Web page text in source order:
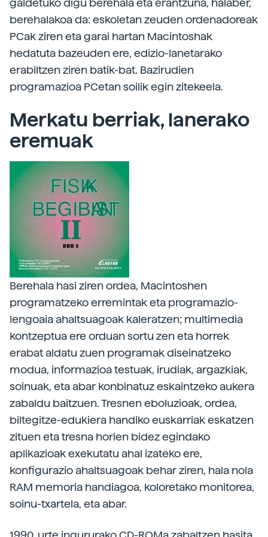
galdetuko digu berehala eta erantzuna, halaber,
berehalakoa da: eskoletan zeuden ordenadoreak
PCak ziren eta garai hartan Macintoshak
hedatuta bazeuden ere, edizio-lanetarako
erabiltzen ziren batik-bat. Bazirudien
programazioa PCetan soilik egin zitekeela.
Merkatu berriak, lanerako
eremuak
Berehala hasi ziren ordea, Macintoshen
programatzeko erremintak eta programazio-
lengoaia ahaltsuagoak kaleratzen; multimedia
kontzeptua ere orduan sortu zen eta horrek
erabat aldatu zuen programak diseinatzeko
modua, informazioa testuak, irudiak, argazkiak,
soinuak, eta abar konbinatuz eskaintzeko aukera
zabaldu baitzuen. Tresnen eboluzioak, ordea,
biltegitze-edukiera handiko euskarriak eskatzen
zituen eta tresna horien bidez egindako
aplikazioak exekutatu ahal izateko ere,
konfigurazio ahaltsuagoak behar ziren, hala nola
RAM memoria handiagoa, koloretako monitorea,
soinu-txartela, eta abar.